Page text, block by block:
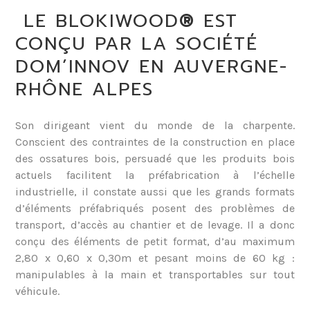
LE BLOKIWOOD® EST
CONÇU PAR LA SOCIÉTÉ
DOM’INNOV EN AUVERGNE-
RHÔNE ALPES
Son dirigeant vient du monde de la charpente.
Conscient des contraintes de la construction en place
des ossatures bois, persuadé que les produits bois
actuels facilitent la préfabrication à l’échelle
industrielle, il constate aussi que les grands formats
d’éléments préfabriqués posent des problèmes de
transport, d’accès au chantier et de levage. Il a donc
conçu des éléments de petit format, d’au maximum
2,80 x 0,60 x 0,30m et pesant moins de 60 kg :
manipulables à la main et transportables sur tout
véhicule.